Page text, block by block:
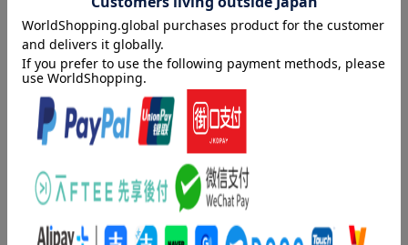
内容紹介（JPROより）
2018年、W杯。日本代表は無残に散った。今大会もベスト16止ま
り…。アジアでは強豪？ 組織力は世界レベル？ そんなことは、も
う聞き飽きた！ 課題は、絶対的な「エースストライカー」の不
在。悲願“W杯優勝”のために、ゴールに飢え、勝利に渇き、試合を
一変させる革新的な“1人”を作るべく、日本フットボール連合は30
0人のユース年代の選手達を招集する。まだ無名の高校2年生・潔
世一は、己のエゴを以って299人を蹴落とし、最強のエースストラ
イカーの道を駆け上れるか!? 登場人物、全員“俺様”！ 史上最もイ
カれたエゴイストFWサッカー漫画、ここに開幕!!